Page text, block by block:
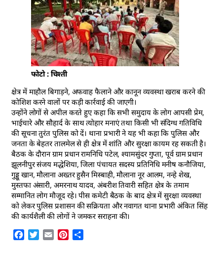
फोटो : चिश्ती
क्षेत्र में माहौल बिगाड़ने, अफवाह फैलाने और कानून व्यवस्था खराब करने की
कोशिश करने वालों पर कड़ी कार्रवाई की जाएगी।
उन्होंने लोगों से अपील करते हुए कहा कि सभी समुदाय के लोग आपसी प्रेम,
भाईचारे और सौहार्द के साथ त्योहार मनाएं तथा किसी भी संदिग्ध गतिविधि
की सूचना तुरंत पुलिस को दें। थाना प्रभारी ने यह भी कहा कि पुलिस और
जनता के बेहतर तालमेल से ही क्षेत्र में शांति और सुरक्षा कायम रह सकती है।
बैठक के दौरान ग्राम प्रधान रामनिधि पटेल, श्यामसुंदर गुप्ता, पूर्व ग्राम प्रधान
झूलनीपुर संजय मद्धेशिया, जिला पंचायत सदस्य प्रतिनिधि मनीष कनौजिया,
गुड्डू खान, मौलाना अख्तर हुसैन मिस्बाही, मौलाना नूर आलम, नन्हे शेख,
मुस्तफा अंसारी, अमरनाथ यादव, अंबरीश तिवारी सहित क्षेत्र के तमाम
सम्मानित लोग मौजूद रहे। पीस कमेटी बैठक के बाद क्षेत्र में सुरक्षा व्यवस्था
को लेकर पुलिस प्रशासन की सक्रियता और नवागत थाना प्रभारी अंकित सिंह
की कार्यशैली की लोगों ने जमकर सराहना की।
Facebook
Twitter
Email Pinterest